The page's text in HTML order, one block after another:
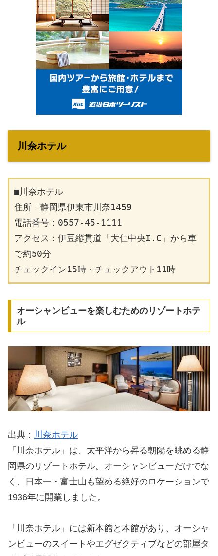
川奈ホテル
■川奈ホテル
住所：静岡県伊東市川奈1459
電話番号：0557-45-1111
アクセス：伊豆縦貫道「大仁中央I.C」から車
で約50分
チェックイン15時・チェックアウト11時
オーシャンビューを楽しむためのリゾートホテ
ル
出典： 川奈ホテル
「川奈ホテル」は、太平洋から昇る朝陽を眺める静
岡県のリゾートホテル。オーシャンビューだけでな
く、日本一・富士山も望める絶好のロケーションで
1936年に開業しました。
「川奈ホテル」には新本館と本館があり、オーシャ
ンビューのスイートやエグゼクティブなどの部屋タ